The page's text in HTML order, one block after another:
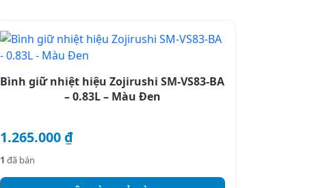
Bình giữ nhiệt hiệu Zojirushi SM-VS83-BA
– 0.83L – Màu Đen
1.265.000₫
1 đã bán